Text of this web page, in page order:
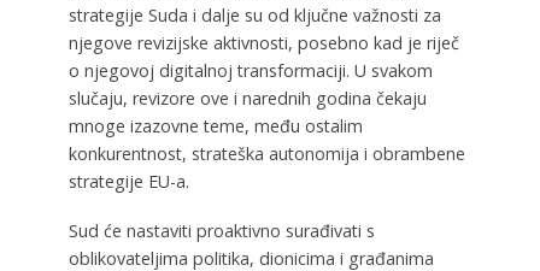
strategije Suda i dalje su od ključne važnosti za
njegove revizijske aktivnosti, posebno kad je riječ
o njegovoj digitalnoj transformaciji. U svakom
slučaju, revizore ove i narednih godina čekaju
mnoge izazovne teme, među ostalim
konkurentnost, strateška autonomija i obrambene
strategije EU-a.
Sud će nastaviti proaktivno surađivati s
oblikovateljima politika, dionicima i građanima